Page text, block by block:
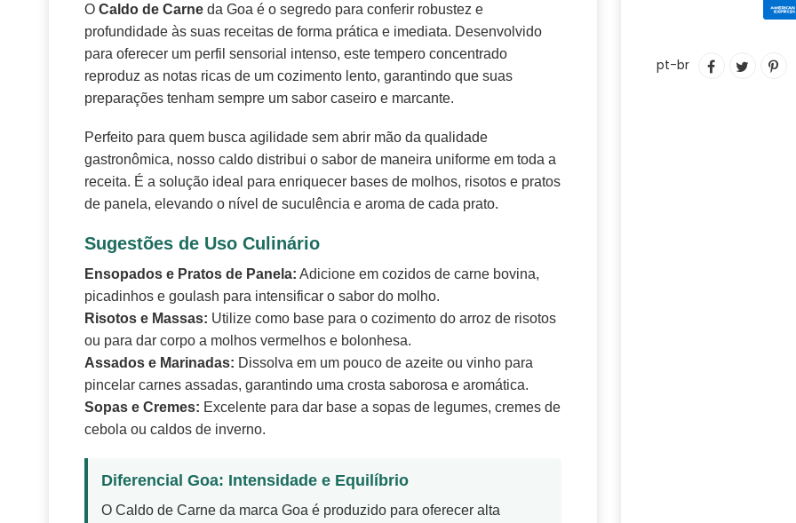
o
pt-br TUITAR
O Caldo de Carne da Goa é o segredo para conferir robustez e
profundidade às suas receitas de forma prática e imediata. Desenvolvido
para oferecer um perfil sensorial intenso, este tempero concentrado
reproduz as notas ricas de um cozimento lento, garantindo que suas
preparações tenham sempre um sabor caseiro e marcante.
Perfeito para quem busca agilidade sem abrir mão da qualidade
gastronômica, nosso caldo distribui o sabor de maneira uniforme em toda a
receita. É a solução ideal para enriquecer bases de molhos, risotos e pratos
de panela, elevando o nível de suculência e aroma de cada prato.
Sugestões de Uso Culinário
Ensopados e Pratos de Panela: Adicione em cozidos de carne bovina,
picadinhos e goulash para intensificar o sabor do molho.
Risotos e Massas: Utilize como base para o cozimento do arroz de risotos
ou para dar corpo a molhos vermelhos e bolonhesa.
Assados e Marinadas: Dissolva em um pouco de azeite ou vinho para
pincelar carnes assadas, garantindo uma crosta saborosa e aromática.
Sopas e Cremes: Excelente para dar base a sopas de legumes, cremes de
cebola ou caldos de inverno.
Diferencial Goa: Intensidade e Equilíbrio
O Caldo de Carne da marca Goa é produzido para oferecer alta